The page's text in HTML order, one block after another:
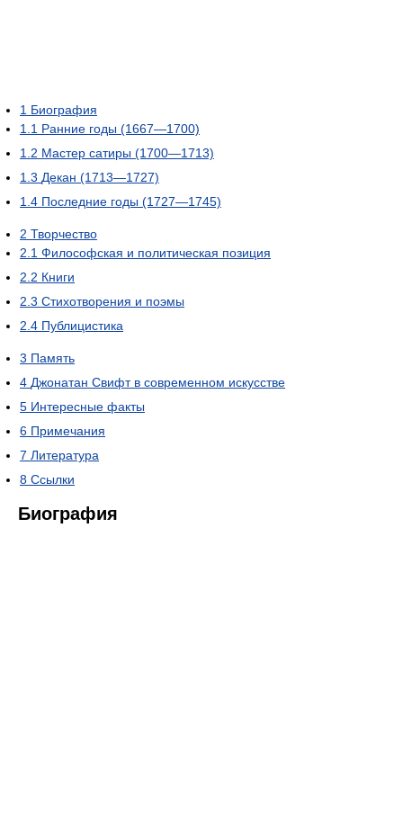
1 Биография
1.1 Ранние годы (1667—1700)
1.2 Мастер сатиры (1700—1713)
1.3 Декан (1713—1727)
1.4 Последние годы (1727—1745)
2 Творчество
2.1 Философская и политическая позиция
2.2 Книги
2.3 Стихотворения и поэмы
2.4 Публицистика
3 Память
4 Джонатан Свифт в современном искусстве
5 Интересные факты
6 Примечания
7 Литература
8 Ссылки
Биография